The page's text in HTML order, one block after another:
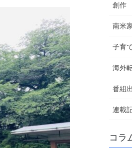
創作
南米
子育て
海外
番組
連載
コラ